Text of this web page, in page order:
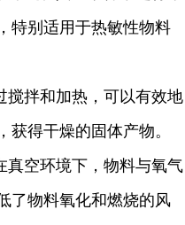
特别适用于热敏性物料
搅拌和加热，可以有效地
得干燥的固体产物。
真空环境下，物料与氧气
了物料氧化和燃烧的风